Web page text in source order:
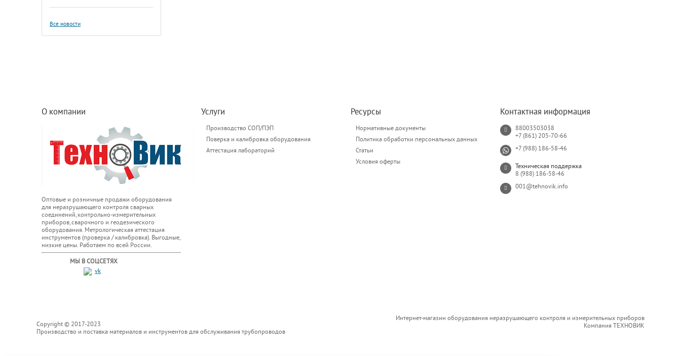
Все новости
О компании
Оптовые и розничные продажи оборудования
для неразрушающего контроля сварных
соединений, контрольно-измерительных
приборов, сварочного и геодезического
оборудования. Метрологическая аттестация
инструментов (проверка / калибровка). Выгодные,
низкие цены. Работаем по всей России.
МЫ В СОЦСЕТЯХ
Услуги
Производство СОП/ПЭП
Поверка и калибровка оборудования
Аттестация лабораторий
Ресурсы
Нормативные документы
Политика обработки персональных данных
Статьи
Условия оферты
Контактная информация
88003503038
+7 (861) 205-70-66
+7 (988) 186-58-46
Техническая поддержка
8 (988) 186-58-46
001@tehnovik.info
Copyright © 2017-2023
Производство и поставка материалов и инструментов для обслуживания трубопроводов
Интернет-магазин оборудования неразрушающего контроля и измерительных приборов
Компания ТЕХНОВИК